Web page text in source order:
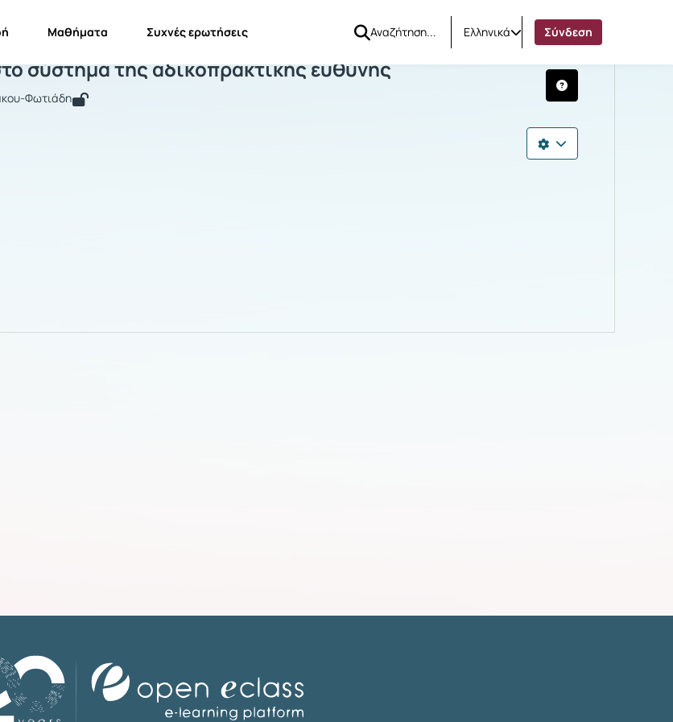
Μαθήματα Συχνές ερωτήσεις Ελληνικά Σύνδεση
στο σύστημα της αδικοπρακτικής ευθύνης
σύστημα της αδικοπρακτικής ευθύνης
Φωτιάδη